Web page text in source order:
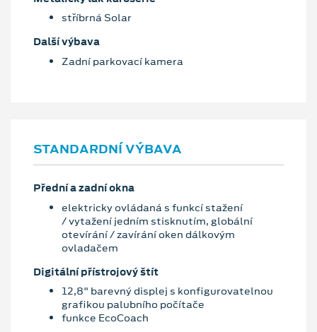
stříbrná Solar
Další výbava
Zadní parkovací kamera
STANDARDNÍ VÝBAVA
Přední a zadní okna
elektricky ovládaná s funkcí stažení
/ vytažení jedním stisknutím, globální
otevírání / zavírání oken dálkovým
ovladačem
Digitální přístrojový štít
12,8" barevný displej s konfigurovatelnou
grafikou palubního počítače
funkce EcoCoach